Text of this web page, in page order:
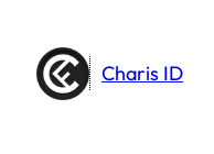
konten
Charis ID